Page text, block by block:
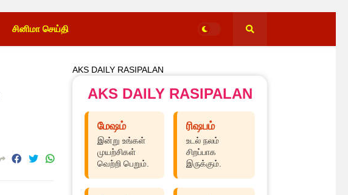
சினிமா செய்தி
AKS DAILY RASIPALAN
AKS DAILY RASIPALAN
மேஷம்
இன்று உங்கள்
முயற்சிகள்
வெற்றி பெறும்.
ரிஷபம்
உடல் நலம்
சிறப்பாக
இருக்கும்.